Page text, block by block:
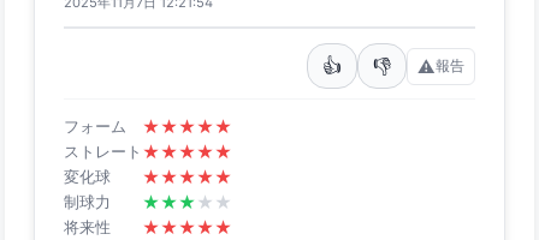
👍 👎 ⚠️報告
フォーム ★★★★★
ストレート ★★★★★
変化球 ★★★★★
制球力 ★★★★ ★
将来性 ★★★★★